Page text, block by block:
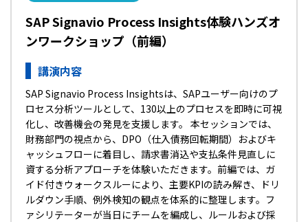
SAP Signavio Process Insights体験ハンズオ
ンワークショップ（前編）
講演内容
SAP Signavio Process Insightsは、SAPユーザー向けのプ
ロセス分析ツールとして、130以上のプロセスを即時に可視
化し、改善機会の発見を支援します。 本セッションでは、
財務部門の視点から、DPO（仕入債務回転期間）およびキ
ャッシュフローに着目し、請求書消込や支払条件見直しに
資する分析アプローチを体験いただきます。前編では、ガ
イド付きウォークスルーにより、主要KPIの読み解き、ドリ
ルダウン手順、例外検知の観点を体系的に整理します。フ
ァシリテーターが当日にチームを編成し、ルールおよび採